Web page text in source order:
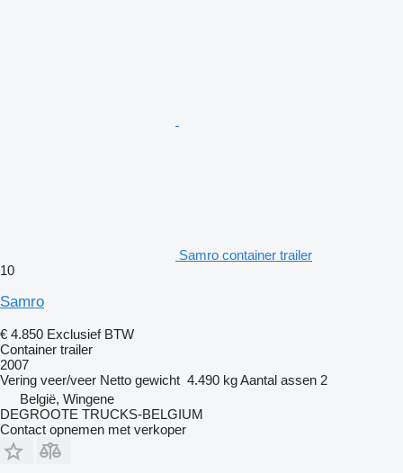
Samro container trailer
10
Samro
€ 4.850 Exclusief BTW
Container trailer
2007
Vering veer/veer Netto gewicht 4.490 kgAantal assen 2
België, Wingene
DEGROOTE TRUCKS-BELGIUM
Contact opnemen met verkoper